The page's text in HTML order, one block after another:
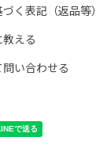
く表記（返品等）
える
い合わせる